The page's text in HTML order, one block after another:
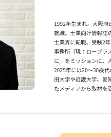
1992年生まれ。大阪
就職。士業向け情報誌
士業界に転職。受験2
事務所（現：ロープラ
に」をミッションに、
2025年には20～30歳
田大学や近畿大学、愛
たメディアから取材を